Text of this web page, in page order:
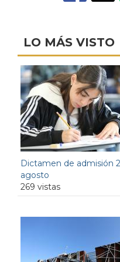
LO MÁS VISTO
Dictamen de admisión
agosto
269 vistas